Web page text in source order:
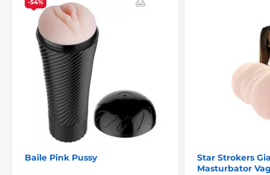
-54%
Baile Pink Pussy
Star Strokers
Masturbator